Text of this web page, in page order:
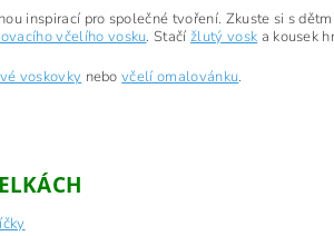
inspirací pro společné tvoření. Zkuste si s
včelího vosku. Stačížlutý vosk a kousek
voskovky nebovčelí omalovánku.